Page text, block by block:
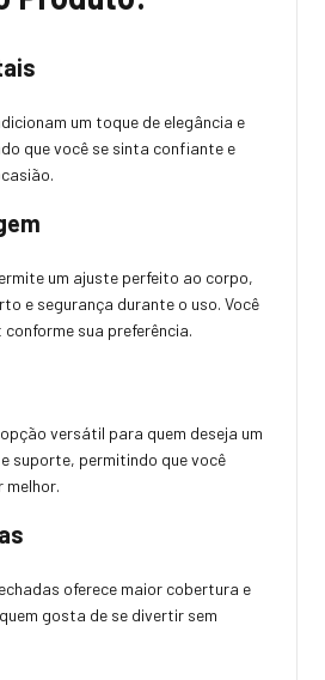
um toque de elegância e
que você se sinta confiante e
um ajuste perfeito ao corpo,
e segurança durante o uso. Você
sua preferência.
versátil para quem deseja um
suporte, permitindo que você
melhor.
oferece maior cobertura e
gosta de se divertir sem